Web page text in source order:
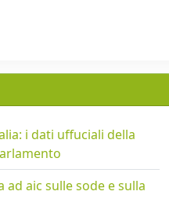
i dati uffuciali della
ad aic sulle sode e sulla